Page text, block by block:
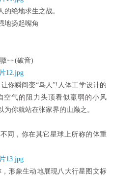
绝地求生之战。
扬起嘴角
~~(破音)
瞬间变“鸟人”!人体工学设计的
空气的阻力头顶看似羸弱的小风
你就站在张家界的山巅之。
，你在其它星球上所称的体重
象生动地展现八大行星图文标